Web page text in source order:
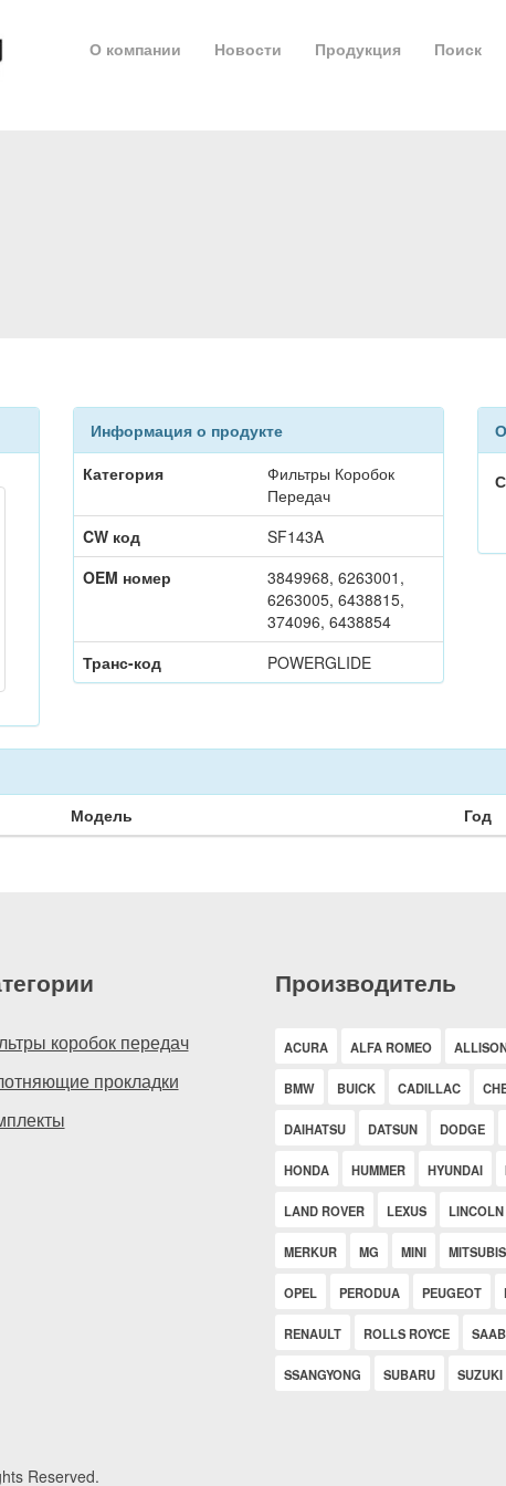
О компании Новости Продукция Поиск
Информация о продукте
Категория
Фильтры Коробок
Передач
CW код
SF143A
OEM номер
3849968, 6263001,
6263005, 6438815,
374096, 6438854
Транс-код
POWERGLIDE
Модель Год
коробок передач
прокладки
Производитель
ACURA ALFA ROMEO
BMW BUICK CADILLAC
DAIHATSU DATSUN DODGE
HONDA HUMMER HYUNDAI
LAND ROVER LEXUS LINCOLN
MERKUR MG MINI
OPEL PERODUA PEUGEOT
RENAULT ROLLS ROYCE SAAB
SSANGYONG SUBARU SUZUKI
Reserved.